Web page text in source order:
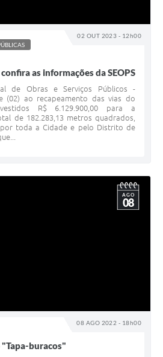
02 OUT 2023 - 12h00
as informações da SEOPS
de Obras e Serviços Públicos -
(02) ao recapeamento das vias do
R$ 6.129.900,00 para a
de 182.283,13 metros quadrados,
toda a Cidade e pelo Distrito de
08 AGO 2022 - 18h00
AGO
08
"Tapa-buracos"